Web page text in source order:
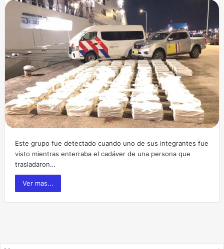
Este grupo fue detectado cuando uno de sus integrantes fue
visto mientras enterraba el cadáver de una persona que
trasladaron…
Ver mas...